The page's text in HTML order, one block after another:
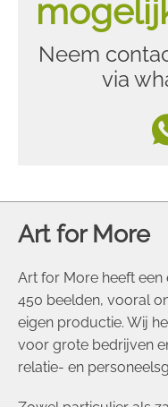
Neem
via
Art for More
Art for More heeft
450 beelden, vooral
eigen productie. Wij
voor grote bedrijven
relatie- en